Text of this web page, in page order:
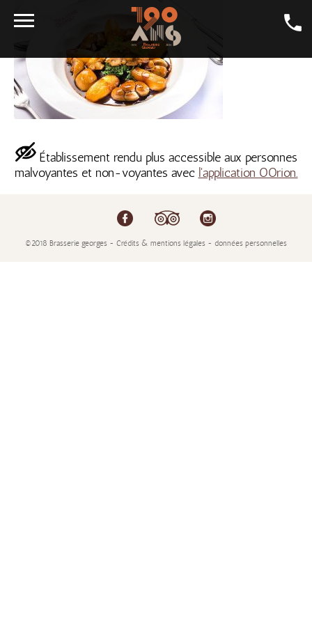
LA CARTE
LA BIÈRE
LA GEORGES
SALONS
LA BOUTIQUE
Établissement rendu plus accessible aux personnes
malvoyantes et non-voyantes avec l'application OOrion.
©2018 Brasserie georges - Crédits & mentions légales - données personnelles